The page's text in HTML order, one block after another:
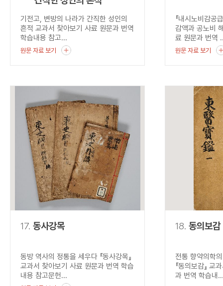
기전고, 변방의 나라가 간직한 성인의
흔적 교과서 찾아보기 사료 원문과 번역
학습내용 참고...
원문 자료 보기
『내시노비감공
감액과 공노비
료 원문과 번역
원문 자료 보기
17. 동사강목
동방 역사의 정통을 세우다 『동사강목』
교과서 찾아보기 사료 원문과 번역 학습
내용 참고문헌...
18. 동의보감
전통 향약의학
『동의보감』 교
과 번역 학습내